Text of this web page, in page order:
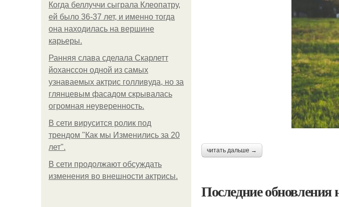
Когда беллуччи сыграла Клеопатру,
ей было 36-37 лет, и именно тогда
она находилась на вершине
карьеры.
Ранняя слава сделала Скарлетт
йоханссон одной из самых
узнаваемых актрис голливуда, но за
глянцевым фасадом скрывалась
огромная неуверенность.
В сети вирусится ролик под
трендом "Как мы Изменились за 20
лет".
В сети продолжают обсуждать
изменения во внешности актрисы.
читать дальше →
Последние обновления